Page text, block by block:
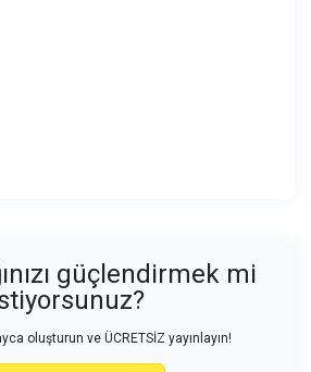
güçlendirmek mi
oluşturun ve ÜCRETSİZ yayınlayın!